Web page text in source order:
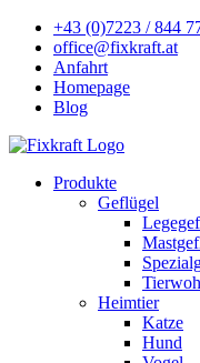
+43 (0)7223 / 844
office@fixkraft.at
Anfahrt
Homepage
Blog
Produkte
Geflügel
Heimtier
Katze
Hund